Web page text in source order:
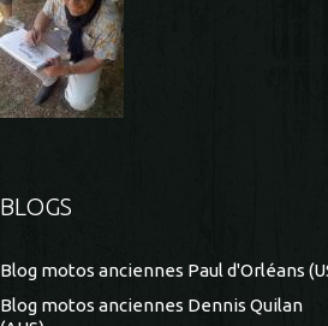
BLOGS
Blog motos anciennes Paul d'Orléans
Blog motos anciennes Dennis Quilan